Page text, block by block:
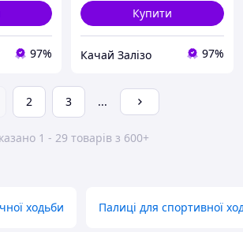
97%
Купити
Качай Залізо 97%
2 3 ...
1 - 29 товарів з 600+
ходьби Палиці для спортивної